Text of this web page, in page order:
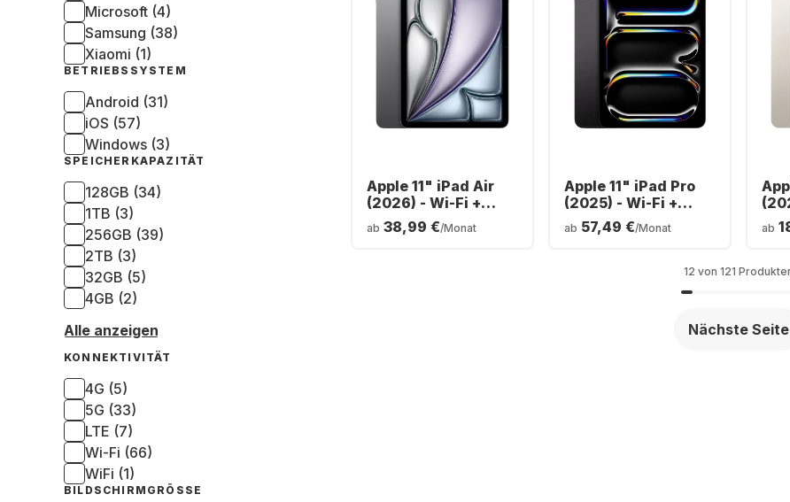
Microsoft (4)
Samsung (38)
Xiaomi (1)
BETRIEBSSYSTEM
Android (31)
iOS (57)
Windows (3)
SPEICHERKAPAZITÄT
128GB (34)
1TB (3)
256GB (39)
2TB (3)
32GB (5)
4GB (2)
Alle anzeigen
KONNEKTIVITÄT
4G (5)
5G (33)
LTE (7)
Wi-Fi (66)
WiFi (1)
BILDSCHIRMGRÖSSE
Apple 11" iPad Air
(2026) - Wi-Fi +
Cellular - M4 -
128GB
ab 38,99 €/Monat
Apple 11" iPad Pro
(2025) - Wi-Fi +
Cellular - M5 - iOS -
256GB
ab 57,49 €/Monat ab
12 von 121
Nächste Seite